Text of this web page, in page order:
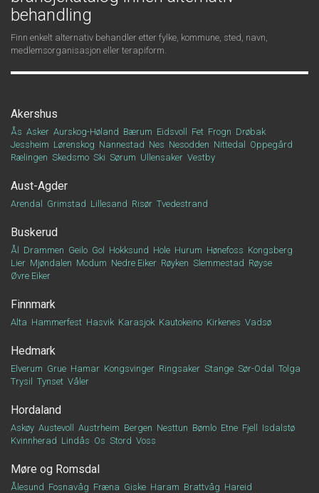
behandling
Finn enkelt alternativ behandler etter fylke, kommune, sted, navn,
medlemsorganisasjon eller terapiform.
Akershus
Ås Asker Aurskog-Høland Bærum Eidsvoll Fet Frogn Drøbak
Jessheim Lørenskog Nannestad Nes Nesodden Nittedal
Oppegård
Rælingen Skedsmo Ski Sørum Ullensaker Vestby
Aust-Agder
Arendal Grimstad Lillesand Risør Tvedestrand
Buskerud
Ål Drammen Geilo Gol Hokksund Hole Hurum Hønefoss Kongsberg
Lier Mjøndalen Modum Nedre Eiker Røyken Slemmestad Røyse
Øvre Eiker
Finnmark
Alta Hammerfest Hasvik Karasjok Kautokeino Kirkenes Vadsø
Hedmark
Elverum Grue Hamar Kongsvinger Ringsaker Stange Sør-Odal
Tolga
Trysil
Tynset Våler
Hordaland
Askøy Austevoll Austrheim Bergen Nesttun Bømlo Etne Fjell
Isdalstø
Kvinnherad Lindås Os Stord Voss
Møre og Romsdal
Ålesund Fosnavåg Fræna Giske Haram Brattvåg Hareid